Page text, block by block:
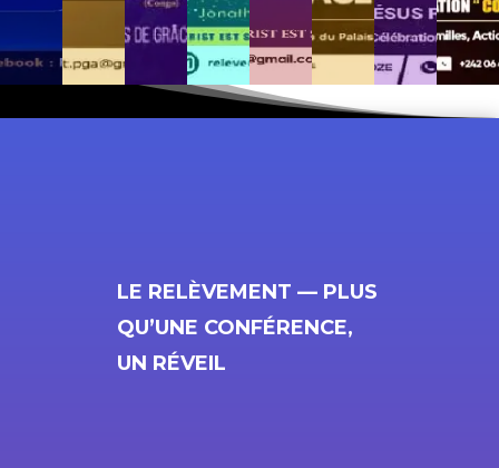
LE RELÈVEMENT — PLUS
QU’UNE CONFÉRENCE,
UN RÉVEIL